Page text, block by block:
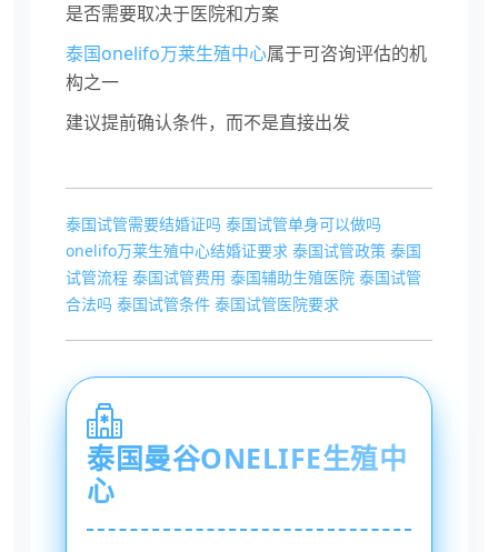
是否需要取决于医院和方案
泰国onelifo万莱生殖中心属于可咨询评估的机
构之一
建议提前确认条件，而不是直接出发
泰国试管需要结婚证吗 泰国试管单身可以做吗
onelifo万莱生殖中心结婚证要求 泰国试管政策 泰国
试管流程 泰国试管费用 泰国辅助生殖医院 泰国试管
合法吗 泰国试管条件 泰国试管医院要求
泰国曼谷ONELIFE生殖中
心